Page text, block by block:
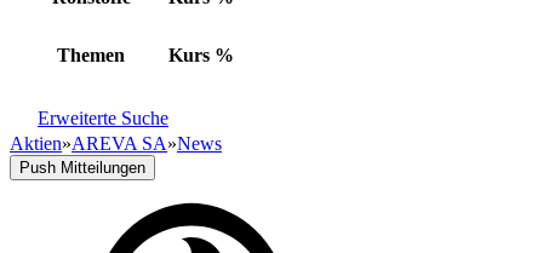
Themen Kurs %
Erweiterte Suche
Aktien»AREVA SA»News
Push Mitteilungen